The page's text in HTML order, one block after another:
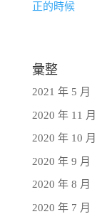
正的時候
彙整
2021 年 5 月
2020 年 11 月
2020 年 10 月
2020 年 9 月
2020 年 8 月
2020 年 7 月